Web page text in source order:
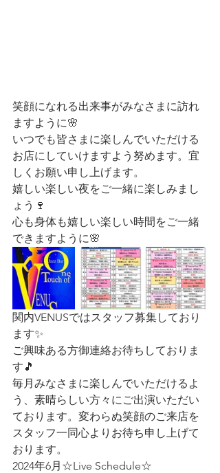
笑顔になれる出来事がみなさまに訪れ
ますように🌸
いつでも皆さまに楽しんでいただける
お店にしていけますよう努めます。宜
しくお願い申し上げます。
嬉しい楽しい夜をご一緒に楽しみまし
ょう🍷
心も身体も嬉しい楽しい時間をご一緒
できますように🌸
関内VENUSではスタッフ募集しており
ます✨
ご興味ある方御連絡お待ちしておりま
す🎵
毎月みなさまに楽しんでいただけるよ
う、素晴らしい方々にご出演いただい
ております。変わらぬ笑顔のご来店を
スタッフ一同心よりお待ち申し上げて
おります。
2024年6月☆Live Schedule☆